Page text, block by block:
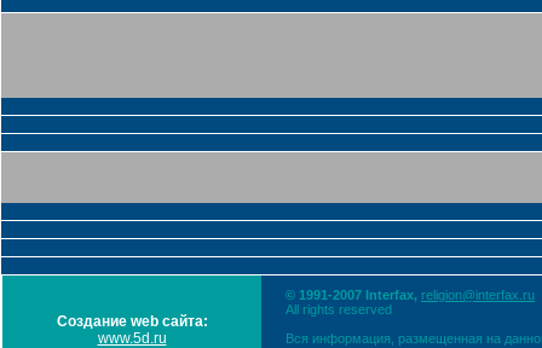
Создание web сайта:
www.5d.ru
© 1991-2007 Interfax, religion@interfax.ru
All rights reserved
Вся информация, размещенная на